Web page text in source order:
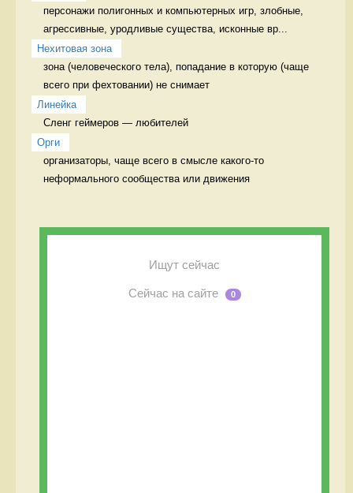
персонажи полигонных и компьютерных игр, злобные,
агрессивные, уродливые существа, исконные вр...
Нехитовая зона
зона (человеческого тела), попадание в которую (чаще
всего при фехтовании) не снимает
Линейка
Сленг геймеров — любителей
Орги
организаторы, чаще всего в смысле какого-то
неформального сообщества или движения
Ищут сейчас
Сейчас на сайте 0